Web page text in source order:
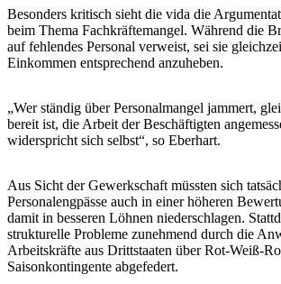
Besonders kritisch sieht die vida die
beim Thema Fachkräftemangel. Während die
auf fehlendes Personal verweist, sei sie
Einkommen entsprechend anzuheben.
„Wer ständig über Personalmangel jammert,
bereit ist, die Arbeit der Beschäftigten
widerspricht sich selbst“, so Eberhart.
Aus Sicht der Gewerkschaft müssten sich
Personalengpässe auch in einer höheren
damit in besseren Löhnen niederschlagen.
strukturelle Probleme zunehmend durch die
Arbeitskräfte aus Drittstaaten über Rot-Weiß-
Saisonkontingente abgefedert.